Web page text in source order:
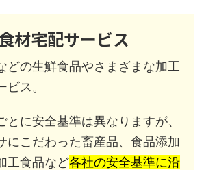
材宅配サービス
どの生鮮食品やさまざまな加工
ス。
とに安全基準は異なりますが、
にこだわった畜産品、食品添加
工食品など各社の安全基準に沿